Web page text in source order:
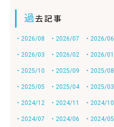
過去記事
・2026/08 ・2026/07 ・2026/06
・2026/03 ・2026/02 ・2026/01
・2025/10 ・2025/09 ・2025/08
・2025/05 ・2025/04 ・2025/03
・2024/12 ・2024/11 ・2024/10
・2024/07 ・2024/06 ・2024/05